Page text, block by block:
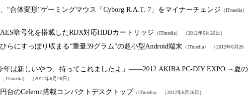
“合体変形”ゲーミングマウス「Cyborg R.A.T. 7」をマイナーチェンジ （ITmedia）
暗号化を搭載したRDX対応HDDカートリッジ （ITmedia） （2012年6月26日）
らにすっぽり収まる“重量39グラム”の超小型Android端末 （ITmedia） （2012年6月26
年は新しいやつ、持ってこれましたよ」――2012 AKIBA PC-DIY EXPO ～夏の
ITmedia） （2012年6月26日）
台のCeleron搭載コンパクトデスクトップ （ITmedia） （2012年6月26日）